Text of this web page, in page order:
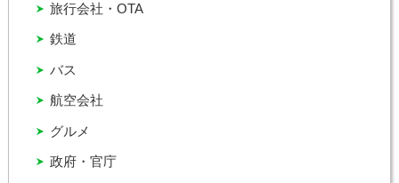
グルメ
バス
政府・官庁
旅行会社・OTA
航空会社
鉄道